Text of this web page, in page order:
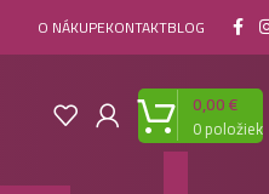
O NÁKUPEKONTAKTBLOG
0položiek
0,00€